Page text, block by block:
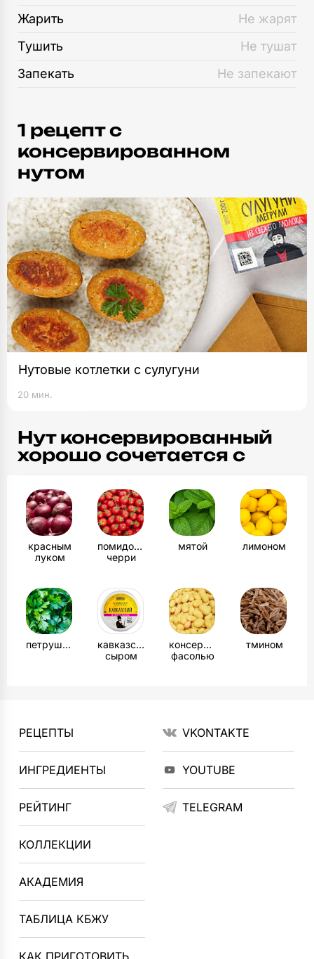
Жарить
Не жарят
Тушить
Не тушат
Запекать
Не запекают
1 рецепт c
консервированном
нутом
Нутовые котлетки с сулугуни
20 мин.
Нут консервированный
хорошо сочетается с
красным
луком
помидорами
черри
мятой лимоном
петрушкой
кавказским
сыром
консервированной
фасолью
тмином
РЕЦЕПТЫ
ИНГРЕДИЕНТЫ
РЕЙТИНГ
КОЛЛЕКЦИИ
АКАДЕМИЯ
ТАБЛИЦА КБЖУ
КАК ПРИГОТОВИТЬ
VKONTAKTE
YOUTUBE
TELEGRAM